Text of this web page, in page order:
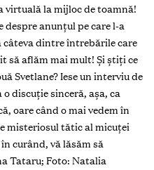
la mijloc de toamnă!
anunțul pe care l-a
câteva dintre întrebările care
să aflăm mai mult! Și știți ce
Svetlane? Iese un interviu de
discuție sinceră, așa, ca
oare când o mai vedem în
misteriosul tătic al micuței
curând, vă lăsăm să
Tataru; Foto: Natalia